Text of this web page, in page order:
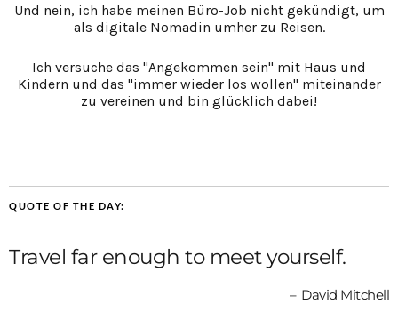
Und nein, ich habe meinen Büro-Job nicht gekündigt, um
als digitale Nomadin umher zu Reisen.
Ich versuche das "Angekommen sein" mit Haus und
Kindern und das "immer wieder los wollen" miteinander
zu vereinen und bin glücklich dabei!
QUOTE OF THE DAY:
Travel far enough to meet yourself.
David Mitchell